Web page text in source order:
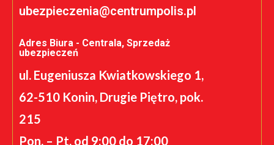
ubezpieczenia@centrumpolis.pl
Adres Biura - Centrala, Sprzedaż
ubezpieczeń
ul. Eugeniusza Kwiatkowskiego 1,
62-510 Konin, Drugie Piętro, pok.
215
Pon. – Pt. od 9:00 do 17:00